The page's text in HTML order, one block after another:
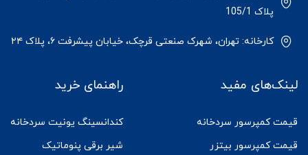
پلاک 105/1
کارخانه: تهران، شهرک صنعتی قرچک، خیابان پیشرفت ۶، پلاک ۲۴
لینک‌های مفید
قیمت کمپرسور سردخانه
قیمت کمپرسور بیتزر
راهنمای خرید
کندانسینگ یونیت سردخانه
شیر برقی پنوماتیک